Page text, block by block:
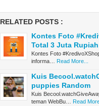
RELATED POSTS :
Kontes Foto
Total 3 Juta Rupiah
Kontes Foto
informa…
Read More...
Kuis
puppies Random
Kuis
teman WebBu…
Read